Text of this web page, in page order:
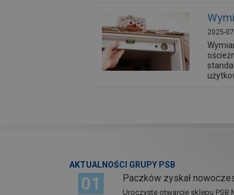
2025-
AKTUALNOŚCI GRUPY PSB
01 Paczków zyskał
Uroczyste otwarcie sklepu PSB